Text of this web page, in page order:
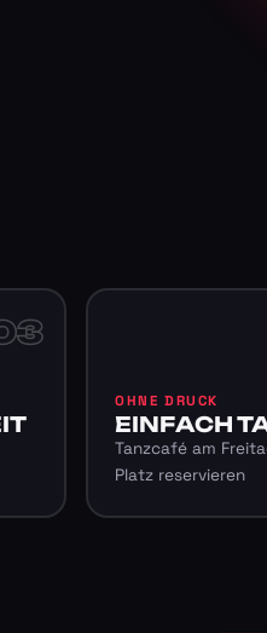
OHNE DRUCK
EINFACH
Tanzcafé am
Platz reservieren